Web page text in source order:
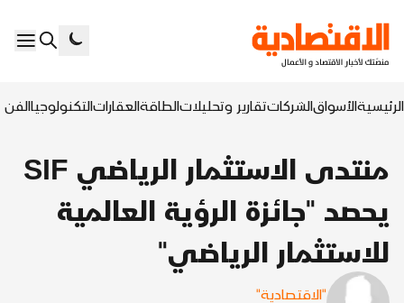
الرئيسيةالأسواقالشركاتتقارير وتحليلاتالطاقةالعقاراتالتكنولوجياالفن
منتدى الاستثمار الرياضي SIF
يحصد "جائزة الرؤية العالمية
للاستثمار الرياضي"
"الاقتصادية"